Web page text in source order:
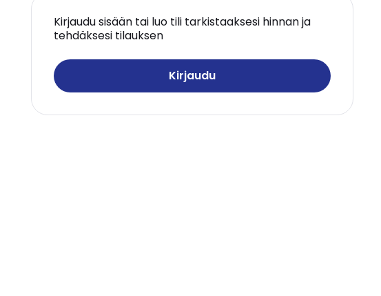
Kirjaudu sisään tai luo tili tarkistaaksesi hinnan ja
tehdäksesi tilauksen
Kirjaudu